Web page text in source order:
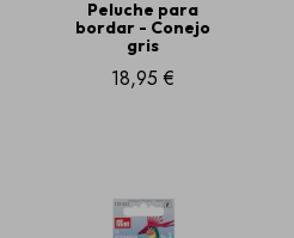
Peluche para
bordar - Conejo
gris
18,95 €